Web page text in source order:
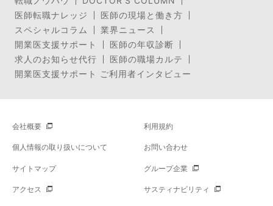
医師転職ナレッジ
医師の現場と働き方
スペシャルコラム
業界ニュース
開業医支援サポート
医師の年収診断
求人のお知らせ代行
医師の職場カルテ
開業医支援サポート ご利用者インタビュー
会社概要 利用規約
個人情報の取り扱いについて お問い合わせ
サイトマップ グループ企業
アクセス サスティナビリティ